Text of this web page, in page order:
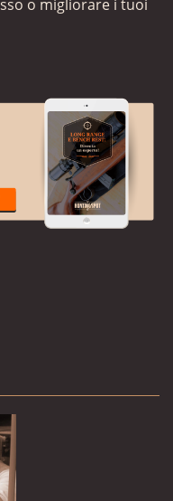
o migliorare i tuoi